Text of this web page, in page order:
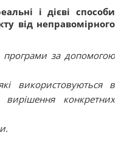
і дієві способи
від неправомірного
за допомогою
використовуються в
конкретних